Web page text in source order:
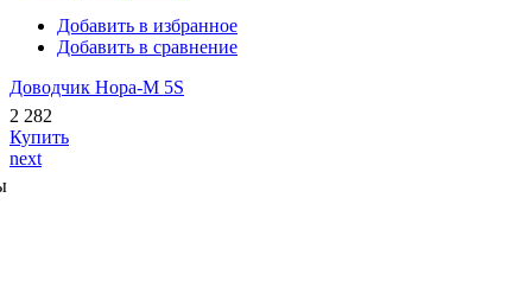
Добавить в избранное
Добавить в сравнение
Доводчик Нора-М 5S
2 282
Купить
next